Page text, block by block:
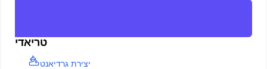
טריאדי
יצירת גרדיאנט